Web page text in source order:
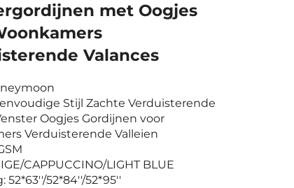
met Oogjes
Valances
Stijl Zachte Verduisterende
Oogjes Gordijnen voor
Verduisterende Valleien
CAPPUCCINO/LIGHT BLUE
52*63''/52*84''/52*95''